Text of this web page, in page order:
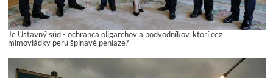
Je Ústavný súd - ochranca oligarchov a podvodníkov, ktorí cez
mimovládky perú špinavé peniaze?